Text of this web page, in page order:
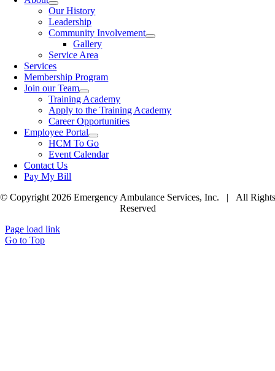
Our History
Leadership
Community Involvement
Gallery
Service Area
Services
Membership Program
Join our Team
Training Academy
Apply to the Training Academy
Career Opportunities
Employee Portal
HCM To Go
Event Calendar
Contact Us
Pay My Bill
© Copyright 2026 Emergency Ambulance Services, Inc. | All Rights
Reserved
Page load link
Go to Top